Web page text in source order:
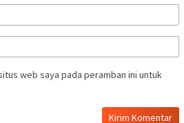
web saya pada peramban ini untuk